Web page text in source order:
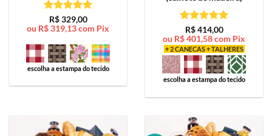
Avaliação5
de 5
R$329,00
ou R$319,13com Pix
escolha a estampa do tecido
Avaliação5
de 5
R$414,00
ou R$401,58com Pix
+ 2 CANECAS + TALHERES
escolha a estampa do tecido